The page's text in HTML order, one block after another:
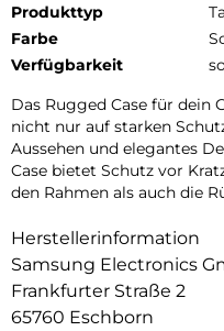
Produkttyp
Farbe
Verfügbarkeit
Das Rugged Case für dein
nicht nur auf starken
Aussehen und elegantes
Case bietet Schutz vor
den Rahmen als auch die
Herstellerinformation
Samsung Electronics
Frankfurter Straße 2
65760 Eschborn